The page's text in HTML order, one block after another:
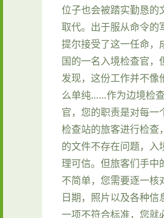
位子也会被踏实勤恳的
取代。出于服从命令的
提尔接受了这一任命，
国的一名入境检查官，
发现，这份工作并不像
么单纯……作为边境检
官，您的职责是对每一
检查站的旅客进行检查
的文件不存在问题，入
理可信。但旅客们手中
不简单，您需要逐一核
日期，照片以及各种信
一项不符合标准，您就